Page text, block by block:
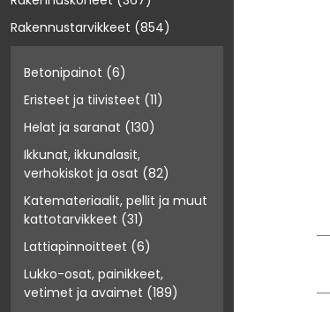
Rakennustarvikkeet (854)
Betonipainot (6)
Eristeet ja tiivisteet (11)
Helat ja saranat (130)
Ikkunat, ikkunalasit,
verhokiskot ja osat (82)
Katemateriaalit, pellit ja muut
kattotarvikkeet (31)
Lattiapinnoitteet (6)
Lukko-osat, painikkeet,
vetimet ja avaimet (189)